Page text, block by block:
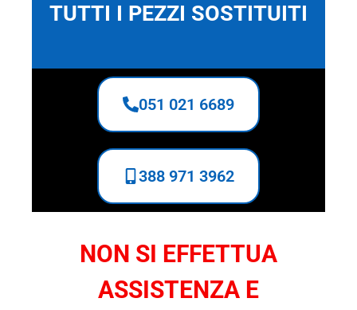
TUTTI I PEZZI SOSTITUITI
051 021 6689
388 971 3962
NON SI EFFETTUA
ASSISTENZA E